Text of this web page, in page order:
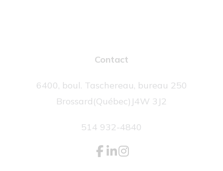
Contact
6400, boul. Taschereau, bureau 250
Brossard(Québec) J4W 3J2
514 932-4840